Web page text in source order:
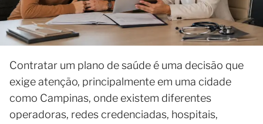
Contratar um plano de saúde é uma decisão que
exige atenção, principalmente em uma cidade
como Campinas, onde existem diferentes
operadoras, redes credenciadas, hospitais,